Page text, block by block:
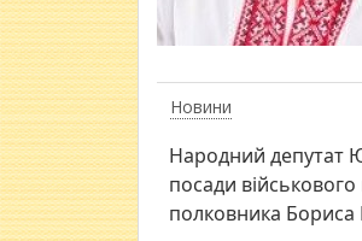
Новини
Народний депутат
посади
полковника Бориса